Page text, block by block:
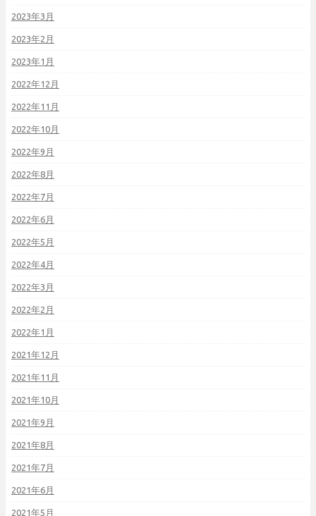
2023年3月
2023年2月
2023年1月
2022年12月
2022年11月
2022年10月
2022年9月
2022年8月
2022年7月
2022年6月
2022年5月
2022年4月
2022年3月
2022年2月
2022年1月
2021年12月
2021年11月
2021年10月
2021年9月
2021年8月
2021年7月
2021年6月
2021年5月